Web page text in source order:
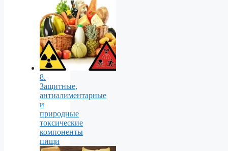
8.
Защитные,
антиалиментарные
и
природные
токсические
компоненты
пищи